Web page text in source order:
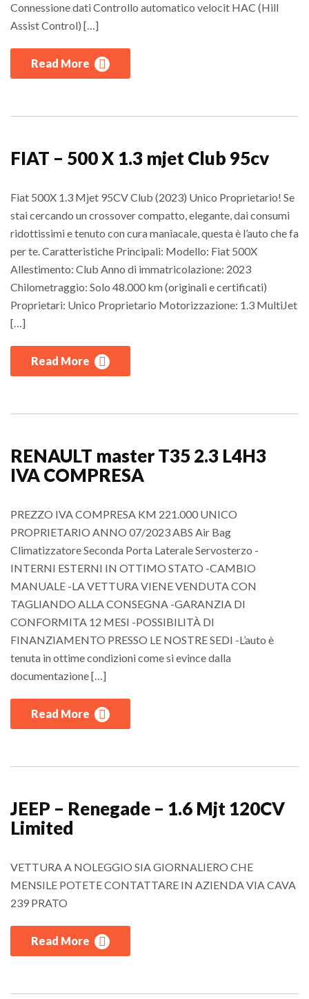
Connessione dati Controllo automatico velocit HAC (Hill
Assist Control) […]
Read More
FIAT – 500 X 1.3 mjet Club 95cv
Fiat 500X 1.3 Mjet 95CV Club (2023) Unico Proprietario! Se
stai cercando un crossover compatto, elegante, dai consumi
ridottissimi e tenuto con cura maniacale, questa è l’auto che fa
per te. Caratteristiche Principali: Modello: Fiat 500X
Allestimento: Club Anno di immatricolazione: 2023
Chilometraggio: Solo 48.000 km (originali e certificati)
Proprietari: Unico Proprietario Motorizzazione: 1.3 MultiJet
[…]
Read More
RENAULT master T35 2.3 L4H3
IVA COMPRESA
PREZZO IVA COMPRESA KM 221.000 UNICO
PROPRIETARIO ANNO 07/2023 ABS Air Bag
Climatizzatore Seconda Porta Laterale Servosterzo -
INTERNI ESTERNI IN OTTIMO STATO -CAMBIO
MANUALE -LA VETTURA VIENE VENDUTA CON
TAGLIANDO ALLA CONSEGNA -GARANZIA DI
CONFORMITA 12 MESI -POSSIBILITÀ DI
FINANZIAMENTO PRESSO LE NOSTRE SEDI -L’auto è
tenuta in ottime condizioni come si evince dalla
documentazione […]
Read More
JEEP – Renegade – 1.6 Mjt 120CV
Limited
VETTURA A NOLEGGIO SIA GIORNALIERO CHE
MENSILE POTETE CONTATTARE IN AZIENDA VIA CAVA
239 PRATO
Read More